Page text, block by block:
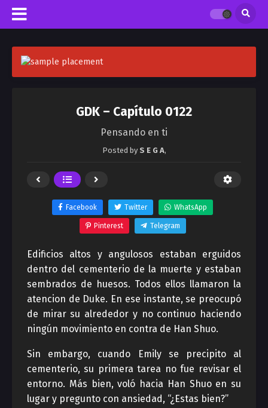
GDK – Capítulo 0122
Pensando en ti
Posted by S E G A,
Facebook Twitter WhatsApp
Pinterest Telegram
Edificios altos y angulosos estaban erguidos
dentro del cementerio de la muerte y estaban
sembrados de huesos. Todos ellos llamaron la
atencion de Duke. En ese instante, se preocupó
de mirar su alrededor y no continuo haciendo
ningún movimiento en contra de Han Shuo.
Sin embargo, cuando Emily se precipito al
cementerio, su primera tarea no fue revisar el
entorno. Más bien, voló hacia Han Shuo en su
lugar y pregunto con ansiedad, “¿Estas bien?”